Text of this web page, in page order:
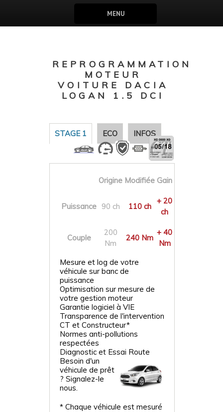
MENU
REPROGRAMMATION
MOTEUR
VOITURE DACIA
LOGAN 1.5 DCI
STAGE 1 ECO INFOS
Origine Modifiée Gain
Puissance 90 ch 110 ch
+ 20
ch
Couple
200
Nm
240 Nm
+ 40
Nm
Mesure et log de votre
véhicule sur banc de
puissance
Optimisation sur mesure de
votre gestion moteur
Garantie logiciel à VIE
Transparence de l'intervention
CT et Constructeur*
Normes anti-pollutions
respectées
Diagnostic et Essai Route
Besoin d'un
véhicule de prêt
? Signalez-le
nous.
* Chaque véhicule est mesuré